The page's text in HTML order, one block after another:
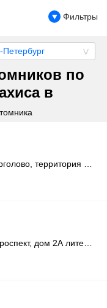
Фильтры
Петербург
по
в